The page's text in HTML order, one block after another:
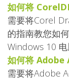
如何将
需要将Corel
的指南教您如
Windows 10 电
如何将 Adobe
需要将Adobe